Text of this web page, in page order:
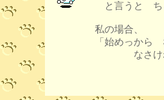
と言うと ちょ
私の場合、
「始めっから
なさけね